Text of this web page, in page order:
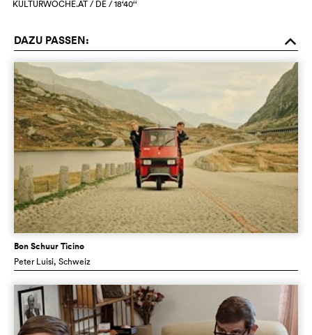
KULTURWOCHE.AT / DE / 18‘40‘‘
DAZU PASSEN: o
Bon Schuur Ticino
Peter Luisi, Schweiz